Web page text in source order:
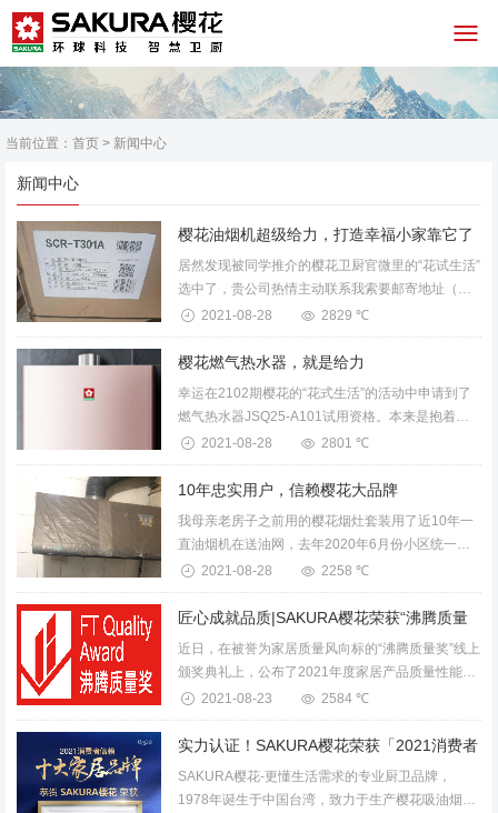
当前位置： 首页 > 新闻中心
新闻中心
樱花油烟机超级给力，打造幸福小家靠它了
居然发现被同学推介的樱花卫厨官微里的“花试生活”
选中了，贵公司热情主动联系我索要邮寄地址（虽
然邮寄过程中有些小插曲，都被贵公司迅速完美解
决），并且很快送达我这里，我下班把吸油烟机搬
回家，迅速（我有些动...
2021-08-28 2829 ℃
樱花燃气热水器，就是给力
幸运在2102期樱花的“花式生活”的活动中申请到了
燃气热水器JSQ25-A101试用资格。本来是抱着试
试看的心态，申请试用资格，但是很幸运的是，无
意间接到客服的电话，我申请到了燃气热水器的试
用资格。在...
2021-08-28 2801 ℃
10年忠实用户，信赖樱花大品牌
我母亲老房子之前用的樱花烟灶套装用了近10年一
直油烟机在送油网，去年2020年6月份小区统一把
煤气管道集中改天然气于是家里找到樱花售后改的
燃气灶头，由于使用了近10年设备也有些老旧，于
是想换一套新的，...
2021-08-28 2258 ℃
近日，在被誉为家居质量风向标的“沸腾质量奖”线上
颁奖典礼上，公布了2021年度家居产品质量性能测
评7月获奖结果，SAKURA樱花凭借过硬的产品品质
与超卓的技术实力，获得了国家质检机构的认可，
一举斩获沸...
2021-08-23 2584 ℃
SAKURA樱花-更懂生活需求的专业厨卫品牌，
1978年诞生于中国台湾，致力于生产樱花吸油烟